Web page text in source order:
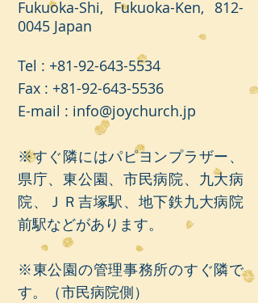
Fukuoka-Shi, Fukuoka-Ken, 812-
0045 Japan
Tel : +81-92-643-5534
​Fax : +81-92-643-5536
E-mail : info@joychurch.jp
※すぐ隣にはパピヨンプラザー、
県庁、東公園、市民病院、九大病
院、ＪＲ吉塚駅、地下鉄九大病院
前駅などがあります。
※東公園の管理事務所のすぐ隣で
す。（市民病院側）